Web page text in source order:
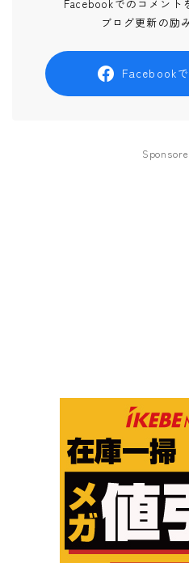
Facebookでのコメント
ブログ更新の励
Facebook